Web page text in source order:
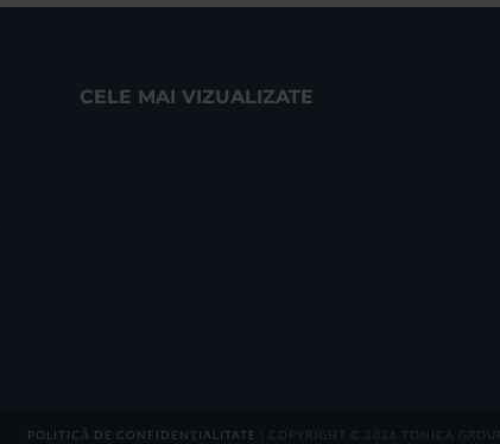
CELE MAI VIZUALIZATE
POLITICĂ DE CONFIDENȚIALITATE | COPYRIGHT © 2026 TONICA GROUP